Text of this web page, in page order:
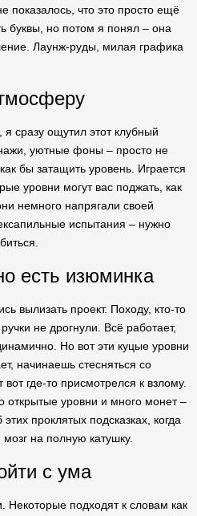
показалось, что это просто ещё
буквы, но потом я понял – она
Лаунж-руды, милая графика
я сразу ощутил этот клубный
уютные фоны – просто не
бы затащить уровень. Играется
уровни могут вас поджать, как
немного напрягали своей
испытания – нужно
есть изюминка
вылизать проект. Походу, кто-то
не дрогнули. Всё работает,
Но вот эти куцые уровни
начинаешь стесняться со
где-то присмотрелся к взлому.
открытые уровни и много монет –
проклятых подсказках, когда
на полную катушку.
с ума
Некоторые подходят к словам как